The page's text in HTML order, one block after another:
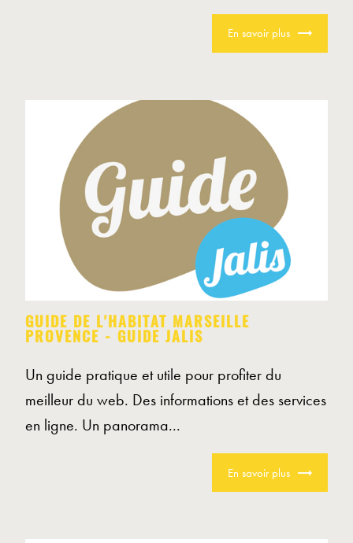
En savoir plus
GUIDE DE L'HABITAT MARSEILLE
PROVENCE - GUIDE JALIS
Un guide pratique et utile pour profiter du
meilleur du web. Des informations et des services
en ligne. Un panorama...
En savoir plus